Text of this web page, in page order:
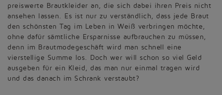
preiswerte Brautkleider an, die sich dabei ihren Preis nicht
ansehen lassen. Es ist nur zu verständlich, dass jede Braut
den schönsten Tag im Leben in Weiß verbringen möchte,
ohne dafür sämtliche Ersparnisse aufbrauchen zu müssen,
denn im Brautmodegeschäft wird man schnell eine
vierstellige Summe los. Doch wer will schon so viel Geld
ausgeben für ein Kleid, das man nur einmal tragen wird
und das danach im Schrank verstaubt?